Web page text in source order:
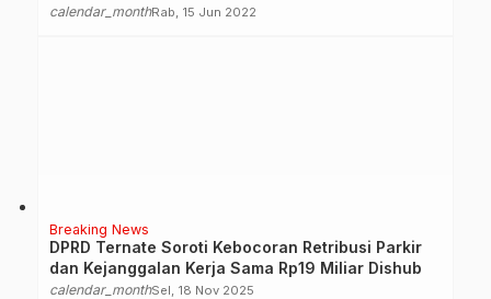
calendar_monthRab, 15 Jun 2022
Breaking News
DPRD Ternate Soroti Kebocoran Retribusi Parkir
dan Kejanggalan Kerja Sama Rp19 Miliar Dishub
calendar_monthSel, 18 Nov 2025